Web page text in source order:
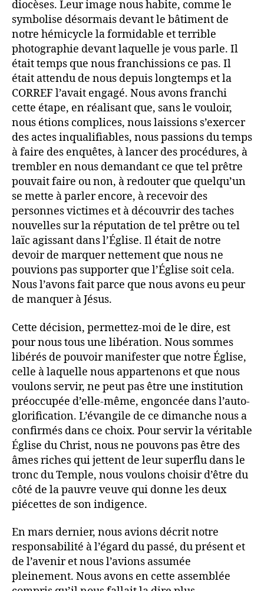
diocèses. Leur image nous habite, comme le
symbolise désormais devant le bâtiment de
notre hémicycle la formidable et terrible
photographie devant laquelle je vous parle. Il
était temps que nous franchissions ce pas. Il
était attendu de nous depuis longtemps et la
CORREF l’avait engagé. Nous avons franchi
cette étape, en réalisant que, sans le vouloir,
nous étions complices, nous laissions s’exercer
des actes inqualifiables, nous passions du temps
à faire des enquêtes, à lancer des procédures, à
trembler en nous demandant ce que tel prêtre
pouvait faire ou non, à redouter que quelqu’un
se mette à parler encore, à recevoir des
personnes victimes et à découvrir des taches
nouvelles sur la réputation de tel prêtre ou tel
laïc agissant dans l’Église. Il était de notre
devoir de marquer nettement que nous ne
pouvions pas supporter que l’Église soit cela.
Nous l’avons fait parce que nous avons eu peur
de manquer à Jésus.
Cette décision, permettez-moi de le dire, est
pour nous tous une libération. Nous sommes
libérés de pouvoir manifester que notre Église,
celle à laquelle nous appartenons et que nous
voulons servir, ne peut pas être une institution
préoccupée d’elle-même, engoncée dans l’auto-
glorification. L’évangile de ce dimanche nous a
confirmés dans ce choix. Pour servir la véritable
Église du Christ, nous ne pouvons pas être des
âmes riches qui jettent de leur superflu dans le
tronc du Temple, nous voulons choisir d’être du
côté de la pauvre veuve qui donne les deux
piécettes de son indigence.
En mars dernier, nous avions décrit notre
responsabilité à l’égard du passé, du présent et
de l’avenir et nous l’avions assumée
pleinement. Nous avons en cette assemblée